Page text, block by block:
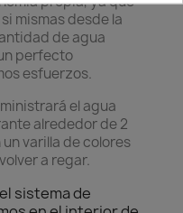
mismas desde la
de agua
perfecto
esfuerzos.
el agua
alrededor de 2
varilla de colores
a regar.
sistema de